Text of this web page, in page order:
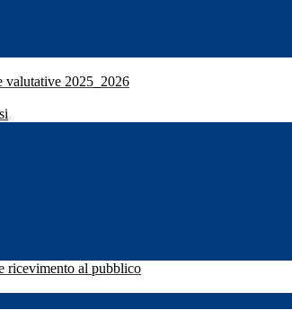
valutative 2025_2026
ricevimento al pubblico